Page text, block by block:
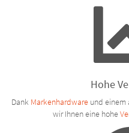
Hohe
Dank Markenhardwareund einem
wir Ihnen eine hohe